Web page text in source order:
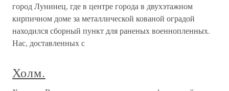
город Лунинец, где в центре города в двухэтажном
кирпичном доме за металлической кованой оградой
находился сборный пункт для раненых военнопленных.
Нас, доставленных с
Холм.